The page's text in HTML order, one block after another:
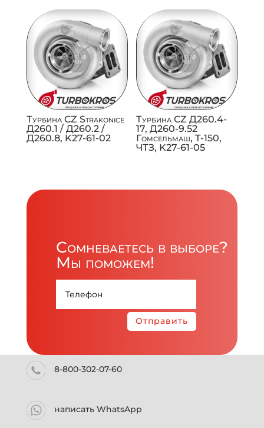
Турбина CZ Strakonice
Д260.1 / Д260.2 /
Д260.8, K27-61-02
Турбина CZ Д260.4-
17, Д260-9.52
Гомсельмаш, Т-150,
ЧТЗ, K27-61-05
Сомневаетесь в выборе?
Мы поможем!
Отправить
8-800-302-07-60
написать WhatsApp